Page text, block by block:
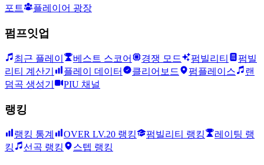
포트
플레이어 광장
펌프잇업
최근 플레이 베스트 스코어 경쟁 모드 펌빌리티
펌빌
리티 계산기
플레이 데이터 클리어보드 펌플레이스
랜
덤곡 생성기
PIU 채널
랭킹
랭킹 통계 OVER LV.20 랭킹 펌빌리티 랭킹
레이팅 랭
킹
선곡 랭킹 스텝 랭킹